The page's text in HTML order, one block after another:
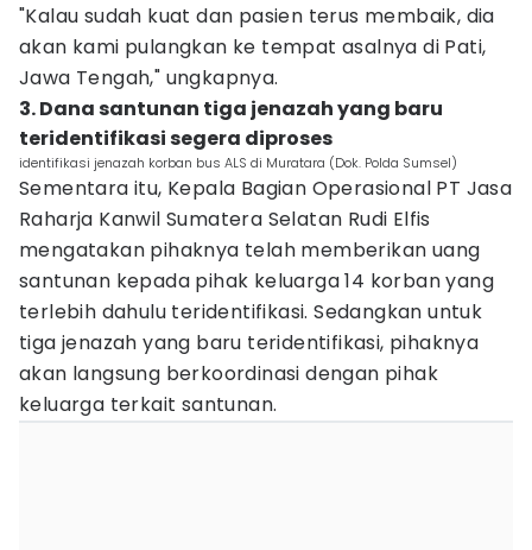
"Kalau sudah kuat dan pasien terus membaik, dia
akan kami pulangkan ke tempat asalnya di Pati,
Jawa Tengah," ungkapnya.
3. Dana santunan tiga jenazah yang baru
teridentifikasi segera diproses
identifikasi jenazah korban bus ALS di Muratara (Dok. Polda Sumsel)
Sementara itu, Kepala Bagian Operasional PT Jasa
Raharja Kanwil Sumatera Selatan Rudi Elfis
mengatakan pihaknya telah memberikan uang
santunan kepada pihak keluarga 14 korban yang
terlebih dahulu teridentifikasi. Sedangkan untuk
tiga jenazah yang baru teridentifikasi, pihaknya
akan langsung berkoordinasi dengan pihak
keluarga terkait santunan.